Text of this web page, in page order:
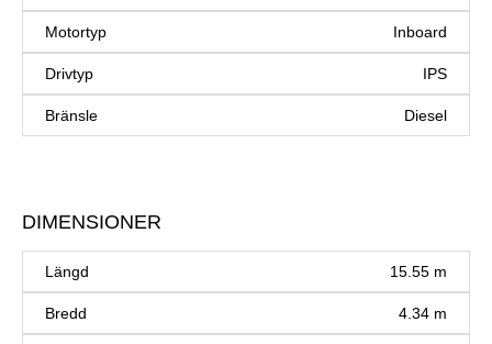
Motortyp Inboard
Drivtyp IPS
Bränsle Diesel
DIMENSIONER
Längd 15.55 m
Bredd 4.34 m